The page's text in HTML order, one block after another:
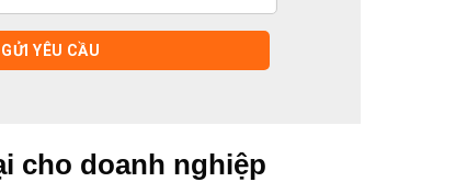
GỬI YÊU CẦU
cho doanh nghiệp